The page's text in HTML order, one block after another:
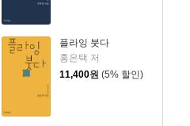
플라잉 붓다
홍은택 저
11,400원 (5% 할인)